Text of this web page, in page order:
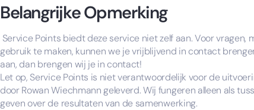
Belangrijke Opmerking
Service Points biedt deze service niet zelf aan. Voor
gebruik te maken, kunnen we je vrijblijvend in contact
aan, dan brengen wij je in contact!
Let op, Service Points is niet verantwoordelijk voor de
door Rowan Wiechmann geleverd. Wij fungeren alleen als
geven over de resultaten van de samenwerking.